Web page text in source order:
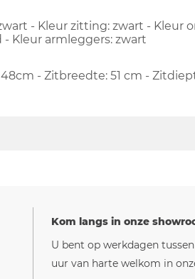
- Kleur zitting: zwart - Kleur
Kleur armleggers: zwart
- Zitbreedte: 51 cm -
Kom langs in onze
U bent op werkdagen
uur van harte welkom in